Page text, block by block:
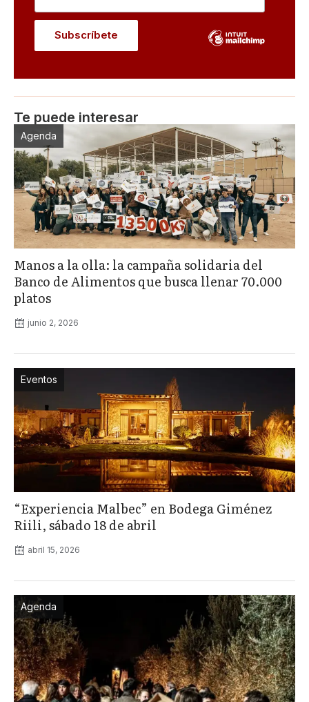
Te puede interesar
Agenda
Manos a la olla: la campaña solidaria del
Banco de Alimentos que busca llenar 70.000
platos
junio 2, 2026
Eventos
“Experiencia Malbec” en Bodega Giménez
Riili, sábado 18 de abril
abril 15, 2026
Agenda